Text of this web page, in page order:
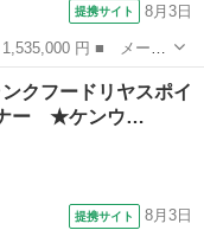
提携サイト 8月3日
ーツ ■ グレード
ドラレコ付 アイサ
クフードリヤスポイ
ー ★ケンウ…
提携サイト 8月3日